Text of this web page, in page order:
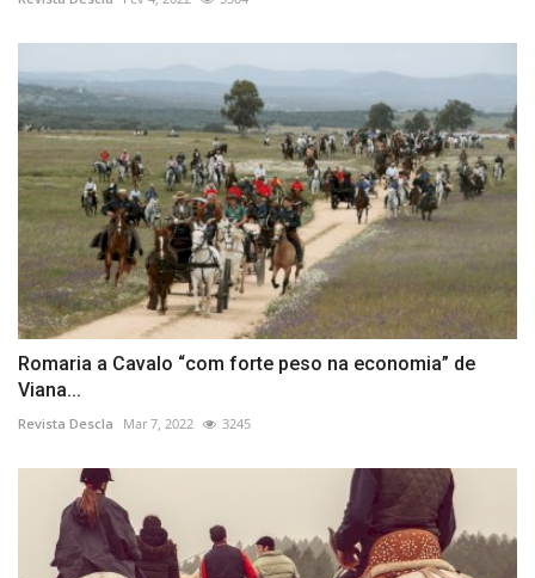
Romaria a Cavalo “com forte peso na economia” de
Viana...
Revista Descla Mar 7, 2022 3245